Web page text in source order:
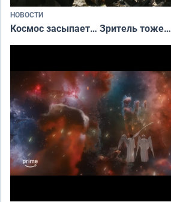
НОВОСТИ
Космос засыпает… Зритель тоже…